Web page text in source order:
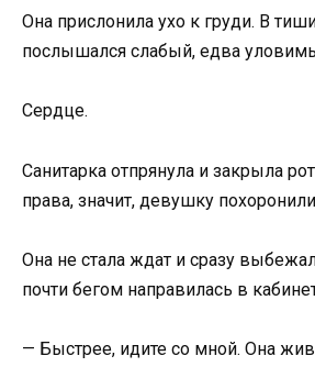
Она прислонила ухо к груди. В
послышался слабый, едва
Сердце.
Санитарка отпрянула и закрыла
права, значит, девушку
Она не стала ждат и сразу
почти бегом направилась в
— Быстрее, идите со мной. Она